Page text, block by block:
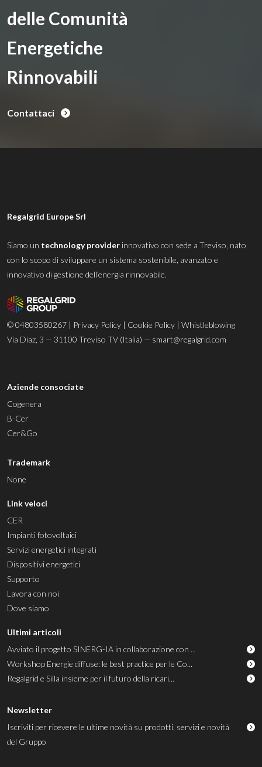
delle Comunità
Energetiche
Rinnovabili
Contattaci
Regalgrid Europe Srl
Siamo un technology provider innovativo con sede a Treviso, nato
con lo scopo di sviluppare un sistema sostenibile, avanzato e
innovativo di gestione dell’energia rinnovabile.
© 04803580267 | Privacy Policy | Cookie Policy | Whistleblowing
Via Diaz, 3 — 31100 Treviso TV (Italia) — smart@regalgrid.com
Aziende consociate
Cogenera
B-Cer
Cer&Go
Trademark
None
Link veloci
CER
Impianti fotovoltaici
Servizi energetici integrati
Dispositivi energetici
Supporto
Lavora con noi
Dove siamo
Ultimi articoli
Avviato il progetto SINERG-IA in collaborazione con ...
Workshop Energie diffuse: le best practice per le Co...
Regalgrid e Silla insieme per il futuro della ricari...
Newsletter
Iscriviti per ricevere le ultime novità su prodotti, servizi e novità
del Gruppo